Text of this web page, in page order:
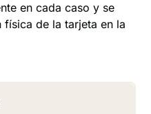
en cada caso y se
de la tarjeta en la